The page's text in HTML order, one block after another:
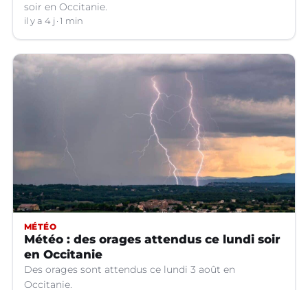
soir en Occitanie.
il y a 4 j 1 min
MÉTÉO
Météo : des orages attendus ce lundi soir
en Occitanie
Des orages sont attendus ce lundi 3 août en
Occitanie.